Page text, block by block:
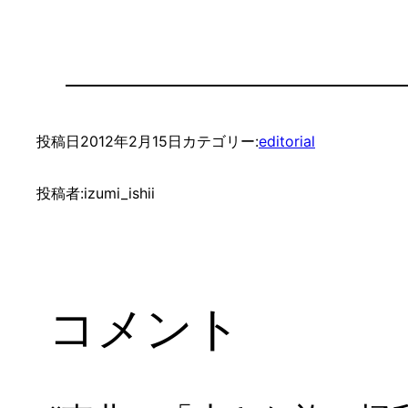
投稿日2012年2月15日 カテゴリー:editorial
投稿者:izumi_ishii
コメント